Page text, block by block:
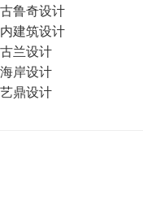
古鲁奇设计
内建筑设计
古兰设计
海岸设计
艺鼎设计